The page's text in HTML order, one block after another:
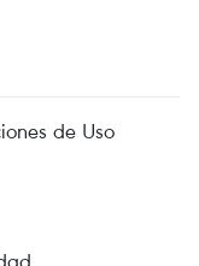
de Uso